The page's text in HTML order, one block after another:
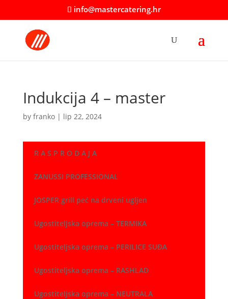
info@mastercatering.hr
Indukcija 4 – master
by franko| lip 22, 2024
R A S P R O D A J A
ZANUSSI PROFESSIONAL
JOSPER grill peć na drveni ugljen
Ugostiteljska oprema – TERMIKA
Ugostiteljska oprema – PERILICE SUĐA
Ugostiteljska oprema – RASHLAD
Ugostiteljska oprema – NEUTRALA